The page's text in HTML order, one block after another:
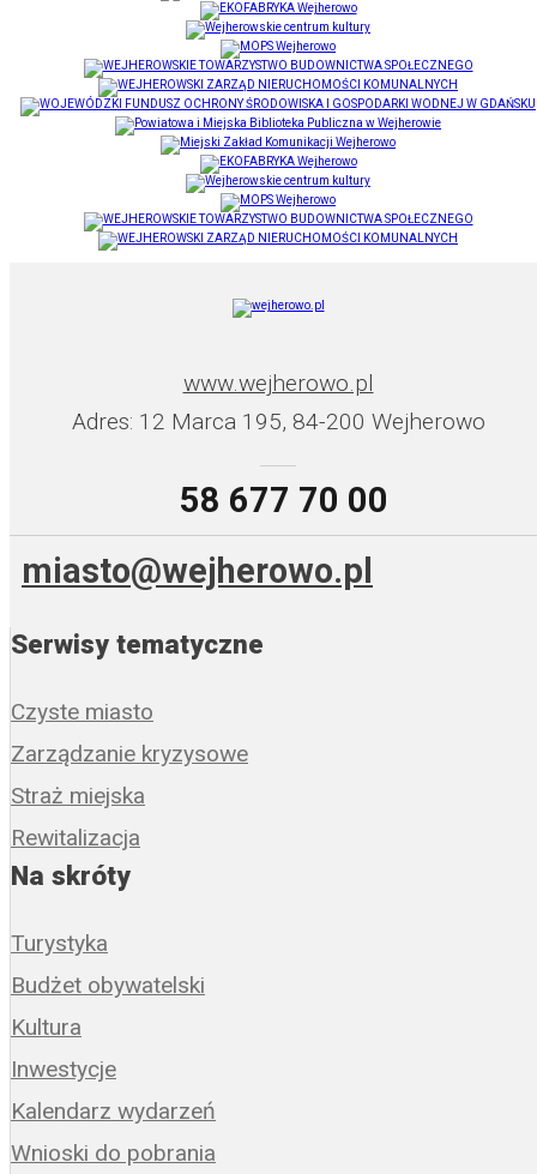
www.wejherowo.pl
Adres: 12 Marca 195, 84-200 Wejherowo
58 677 70 00
miasto@wejherowo.pl
Serwisy tematyczne
Czyste miasto
Zarządzanie kryzysowe
Straż miejska
Rewitalizacja
Na skróty
Turystyka
Budżet obywatelski
Kultura
Inwestycje
Kalendarz wydarzeń
Wnioski do pobrania